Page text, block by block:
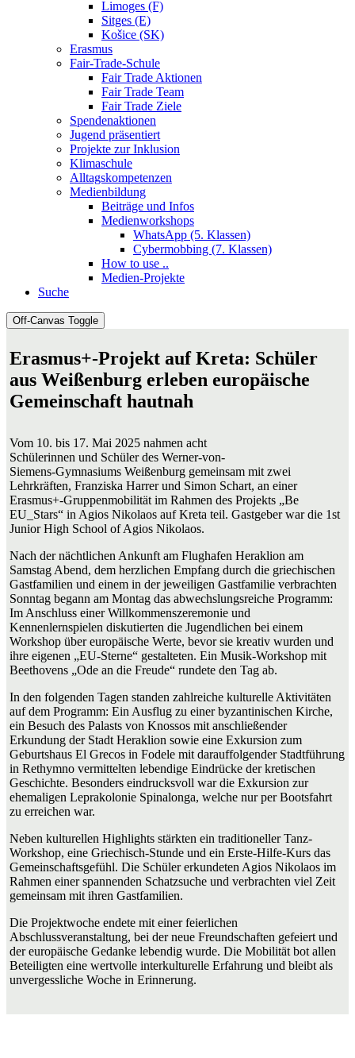
Limoges (F)
Sitges (E)
Košice (SK)
Erasmus
Fair-Trade-Schule
Fair Trade Aktionen
Fair Trade Team
Fair Trade Ziele
Spendenaktionen
Jugend präsentiert
Projekte zur Inklusion
Klimaschule
Alltagskompetenzen
Medienbildung
Beiträge und Infos
Medienworkshops
WhatsApp (5. Klassen)
Cybermobbing (7. Klassen)
How to use ..
Medien-Projekte
Suche
Off-Canvas Toggle
Erasmus+-Projekt auf Kreta: Schüler
aus Weißenburg erleben europäische
Gemeinschaft hautnah
Vom 10. bis 17. Mai 2025 nahmen acht
Schülerinnen und Schüler des Werner-von-
Siemens-Gymnasiums Weißenburg gemeinsam mit zwei
Lehrkräften, Franziska Harrer und Simon Schart, an einer
Erasmus+-Gruppenmobilität im Rahmen des Projekts „Be
EU_Stars“ in Agios Nikolaos auf Kreta teil. Gastgeber war die 1st
Junior High School of Agios Nikolaos.
Nach der nächtlichen Ankunft am Flughafen Heraklion am
Samstag Abend, dem herzlichen Empfang durch die griechischen
Gastfamilien und einem in der jeweiligen Gastfamilie verbrachten
Sonntag begann am Montag das abwechslungsreiche Programm:
Im Anschluss einer Willkommenszeremonie und
Kennenlernspielen diskutierten die Jugendlichen bei einem
Workshop über europäische Werte, bevor sie kreativ wurden und
ihre eigenen „EU-Sterne“ gestalteten. Ein Musik-Workshop mit
Beethovens „Ode an die Freude“ rundete den Tag ab.
In den folgenden Tagen standen zahlreiche kulturelle Aktivitäten
auf dem Programm: Ein Ausflug zu einer byzantinischen Kirche,
ein Besuch des Palasts von Knossos mit anschließender
Erkundung der Stadt Heraklion sowie eine Exkursion zum
Geburtshaus El Grecos in Fodele mit darauffolgender Stadtführung
in Rethymno vermittelten lebendige Eindrücke der kretischen
Geschichte. Besonders eindrucksvoll war die Exkursion zur
ehemaligen Leprakolonie Spinalonga, welche nur per Bootsfahrt
zu erreichen war.
Neben kulturellen Highlights stärkten ein traditioneller Tanz-
Workshop, eine Griechisch-Stunde und ein Erste-Hilfe-Kurs das
Gemeinschaftsgefühl. Die Schüler erkundeten Agios Nikolaos im
Rahmen einer spannenden Schatzsuche und verbrachten viel Zeit
gemeinsam mit ihren Gastfamilien.
Die Projektwoche endete mit einer feierlichen
Abschlussveranstaltung, bei der neue Freundschaften gefeiert und
der europäische Gedanke lebendig wurde. Die Mobilität bot allen
Beteiligten eine wertvolle interkulturelle Erfahrung und bleibt als
unvergessliche Woche in Erinnerung.